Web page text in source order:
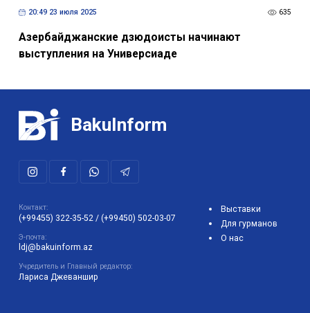
20:49 23 июля 2025 635
Азербайджанские дзюдоисты начинают
выступления на Универсиаде
BakuInform
Контакт:
(+99455) 322-35-52 / (+99450) 502-03-07
Э-почта:
ldj@bakuinform.az
Учредитель и Главный редактор:
Лариса Джеваншир
Выставки
Для гурманов
О нас